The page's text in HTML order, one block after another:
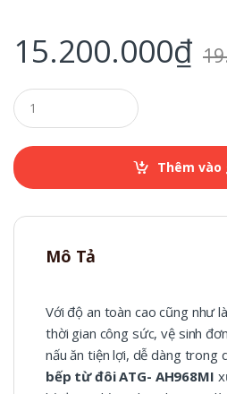
15.200.000₫
Q
u
a
t
i
Thêm vào
Mô Tả
Với độ an toàn cao cũng như
thời gian công sức, vệ sinh
nấu ăn tiện lợi, dễ dàng trong
bếp từ đôi ATG- AH968MI